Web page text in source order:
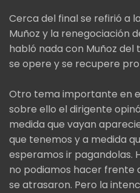
Cerca del final se refirió a
Muñoz y la renegociación
habló nada con Muñoz del
se opere y se recupere
Otro tema importante en
sobre ello el dirigente
medida que vayan
que tenemos y a medida
esperamos ir pagandolas.
no podiamos hacer frente
se atrasaron. Pero la